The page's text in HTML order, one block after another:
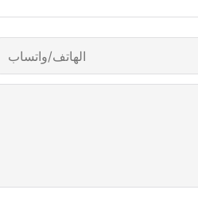
الهاتف/واتساب